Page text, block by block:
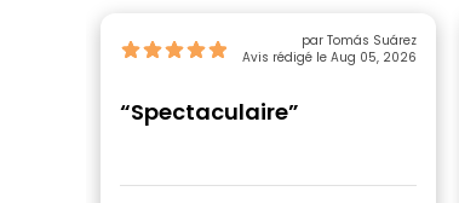
par Tomás Suárez
Avis rédigé le Aug 05, 2026
“Spectaculaire”